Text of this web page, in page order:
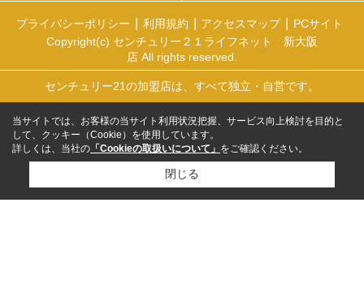
プライバシーポリシー 利用規約 アクセスマップ
PCサイト
Copyright(c) センチュリー２１ライフネット 新大阪
店 All rights reserved.
センチュリー21の加盟店は、すべて独立・自営です。
当サイトでは、お客様の当サイト利用状況把握、サービス向上検討を目的と
して、クッキー（Cookie）を使用しています。
詳しくは、当社の 「Cookieの取扱いについて」 をご確認ください。
閉じる